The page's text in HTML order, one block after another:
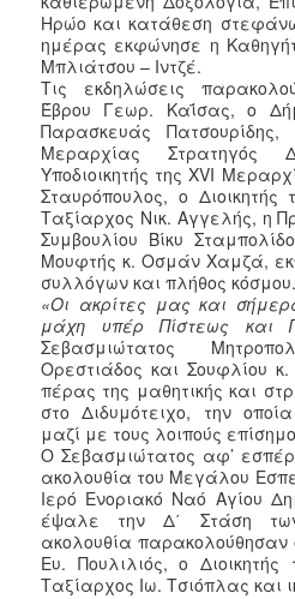
Ηρώο και κατάθεση
ημέρας εκφώνησε η
Μπλιάτσου – Ιντζέ.
Τις εκδηλώσεις
Έβρου Γεωρ. Καΐσας, ο
Παρασκευάς Πατσουρίδης,
Mεραρχίας
Υποδιοικητής της XVI
Σταυρόπουλος, ο Διοικητής
Ταξίαρχος Νικ. Αγγελής, η
Συμβουλίου Βίκυ
Μουφτής κ. Οσμάν Χαμζά,
συλλόγων και πλήθος κόσμου.
«Οι ακρίτες μας και
μάχη υπέρ Πίστεως και
Σεβασμιώτατος
Ορεστιάδος και Σουφλίου
πέρας της μαθητικής και
στο Διδυμότειχο, την
μαζί με τους λοιπούς
Ο Σεβασμιώτατος αφ’
ακολουθία του Μεγάλου
Ιερό Ενοριακό Ναό Αγίου
έψαλε την Δ΄ Στάση
ακολουθία
Ευ. Πουλιλιός, ο
Ταξίαρχος Ιω. Τσιόπλας και